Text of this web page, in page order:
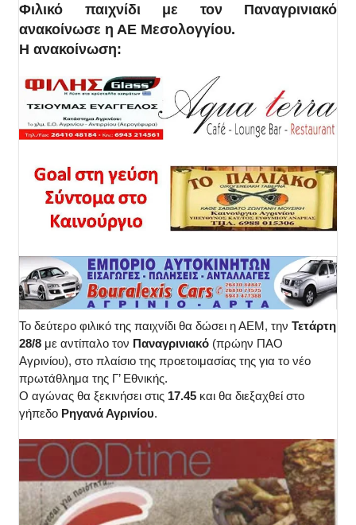
Φιλικό παιχνίδι με τον Παναγρινιακό
ανακοίνωσε η ΑΕ Μεσολογγίου.
Η ανακοίνωση:
Το δεύτερο φιλικό της παιχνίδι θα δώσει η ΑΕΜ, την Τετάρτη
28/8 με αντίπαλο τον Παναγρινιακό (πρώην ΠΑΟ
Αγρινίου), στο πλαίσιο της προετοιμασίας της για το νέο
πρωτάθλημα της Γ’ Εθνικής.
Ο αγώνας θα ξεκινήσει στις 17.45 και θα διεξαχθεί στο
γήπεδο Ρηγανά Αγρινίου.